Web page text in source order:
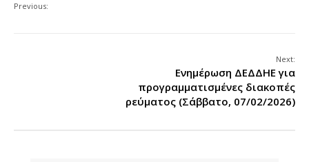
Previous:
Next:
Ενημέρωση ΔΕΔΔΗΕ για
προγραμματισμένες διακοπές
ρεύματος (Σάββατο, 07/02/2026)